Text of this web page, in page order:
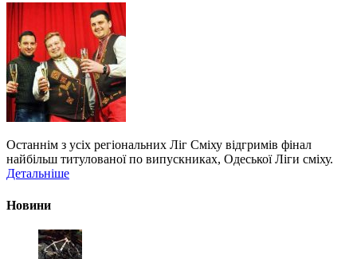
Останнім з усіх регіональних Ліг Сміху відгримів фінал
найбільш титулованої по випускниках, Одеської Ліги сміху.
Детальніше
Новини